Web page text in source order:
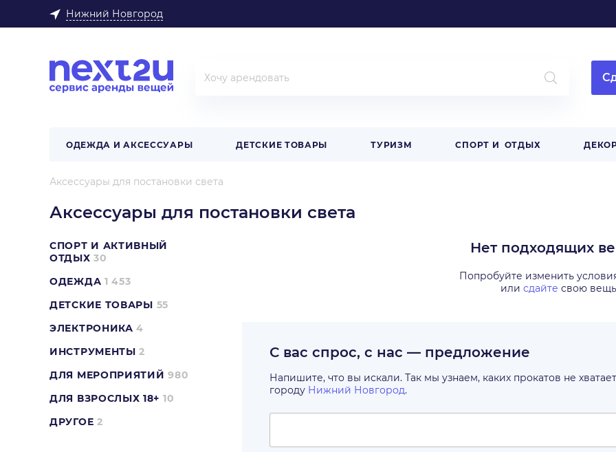
Нижний Новгород
ОДЕЖДА И АКСЕССУАРЫ ДЕТСКИЕ ТОВАРЫ ТУРИЗМ СПОРТ И ОТДЫХ
Аксессуары для постановки света
Аксессуары для постановки света
СПОРТ И АКТИВНЫЙ
ОТДЫХ 30
ОДЕЖДА 1 453
ДЕТСКИЕ ТОВАРЫ 55
ЭЛЕКТРОНИКА 4
ИНСТРУМЕНТЫ 2
ДЛЯ МЕРОПРИЯТИЙ 980
ДЛЯ ВЗРОСЛЫХ 18+ 10
ДРУГОЕ 2
Нет подходящих
Попробуйте изменить
или сдайте свою вещь
С вас спрос, с нас — предложение
Напишите, что вы искали. Так мы узнаем, каких прокатов не хватает
городу Нижний Новгород.